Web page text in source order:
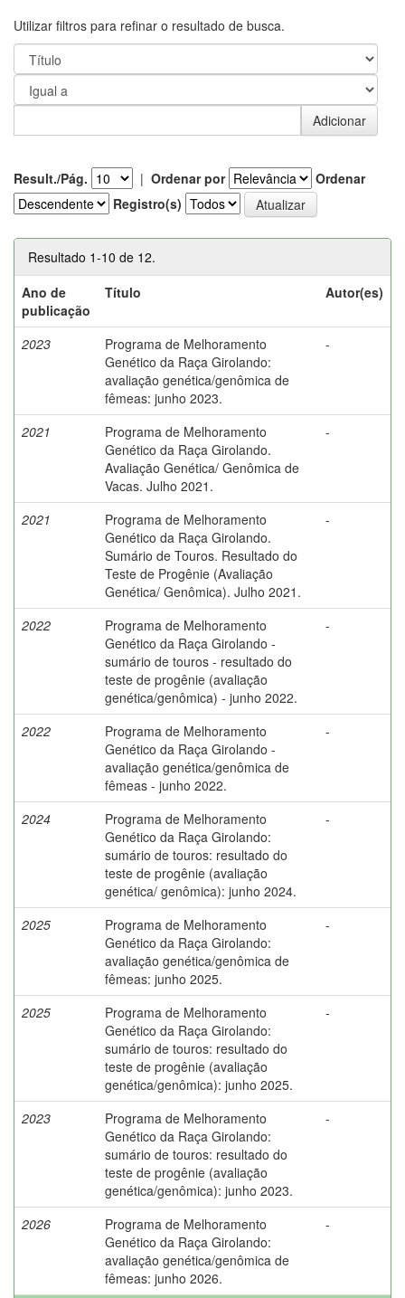
Utilizar filtros para refinar o resultado de busca.
Result./Pág. | Ordenar por
Ordenar
Registro(s)
Resultado 1-10 de 12.
Ano de
publicação
Título Autor(es)
2023
Programa de Melhoramento
Genético da Raça Girolando:
avaliação genética/genômica de
fêmeas: junho 2023.
-
2021
Programa de Melhoramento
Genético da Raça Girolando.
Avaliação Genética/ Genômica de
Vacas. Julho 2021.
-
2021
Programa de Melhoramento
Genético da Raça Girolando.
Sumário de Touros. Resultado do
Teste de Progênie (Avaliação
Genética/ Genômica). Julho 2021.
-
2022
Programa de Melhoramento
Genético da Raça Girolando -
sumário de touros - resultado do
teste de progênie (avaliação
genética/genômica) - junho 2022.
-
2022
Programa de Melhoramento
Genético da Raça Girolando -
avaliação genética/genômica de
fêmeas - junho 2022.
-
2024
Programa de Melhoramento
Genético da Raça Girolando:
sumário de touros: resultado do
teste de progênie (avaliação
genética/ genômica): junho 2024.
-
2025
Programa de Melhoramento
Genético da Raça Girolando:
avaliação genética/genômica de
fêmeas: junho 2025.
-
2025
Programa de Melhoramento
Genético da Raça Girolando:
sumário de touros: resultado do
teste de progênie (avaliação
genética/genômica): junho 2025.
-
2023
Programa de Melhoramento
Genético da Raça Girolando:
sumário de touros: resultado do
teste de progênie (avaliação
genética/genômica): junho 2023.
-
2026
Programa de Melhoramento
Genético da Raça Girolando:
avaliação genética/genômica de
fêmeas: junho 2026.
-